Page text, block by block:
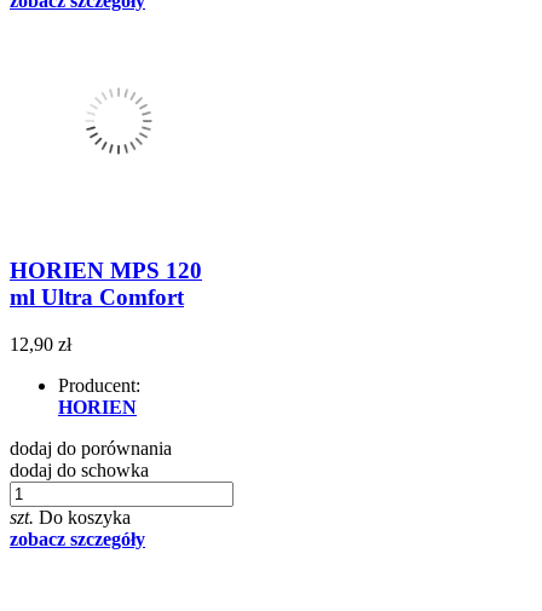
HORIEN MPS 120
ml Ultra Comfort
12,90 zł
Producent:
HORIEN
dodaj do porównania
dodaj do schowka
szt. Do koszyka
zobacz szczegóły